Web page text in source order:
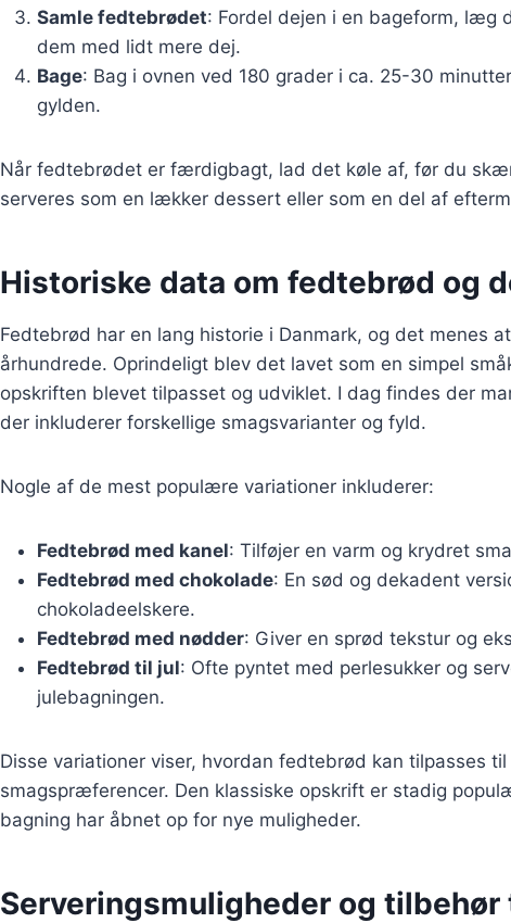
Samle fedtebrødet: Fordel dejen i en bageform,
dem med lidt mere dej.
Bage: Bag i ovnen ved 180 grader i ca. 25-30
gylden.
Når fedtebrødet er færdigbagt, lad det køle af, før du
serveres som en lækker dessert eller som en del af
Historiske data om fedtebrød og
Fedtebrød har en lang historie i Danmark, og det menes
århundrede. Oprindeligt blev det lavet som en simpel
opskriften blevet tilpasset og udviklet. I dag findes der
der inkluderer forskellige smagsvarianter og fyld.
Nogle af de mest populære variationer inkluderer:
Fedtebrød med kanel: Tilføjer en varm og krydret
Fedtebrød med chokolade: En sød og dekadent
chokoladeelskere.
Fedtebrød med nødder: Giver en sprød tekstur og
Fedtebrød til jul: Ofte pyntet med perlesukker og
julebagningen.
Disse variationer viser, hvordan fedtebrød kan tilpasses
smagspræferencer. Den klassiske opskrift er stadig
bagning har åbnet op for nye muligheder.
Serveringsmuligheder og